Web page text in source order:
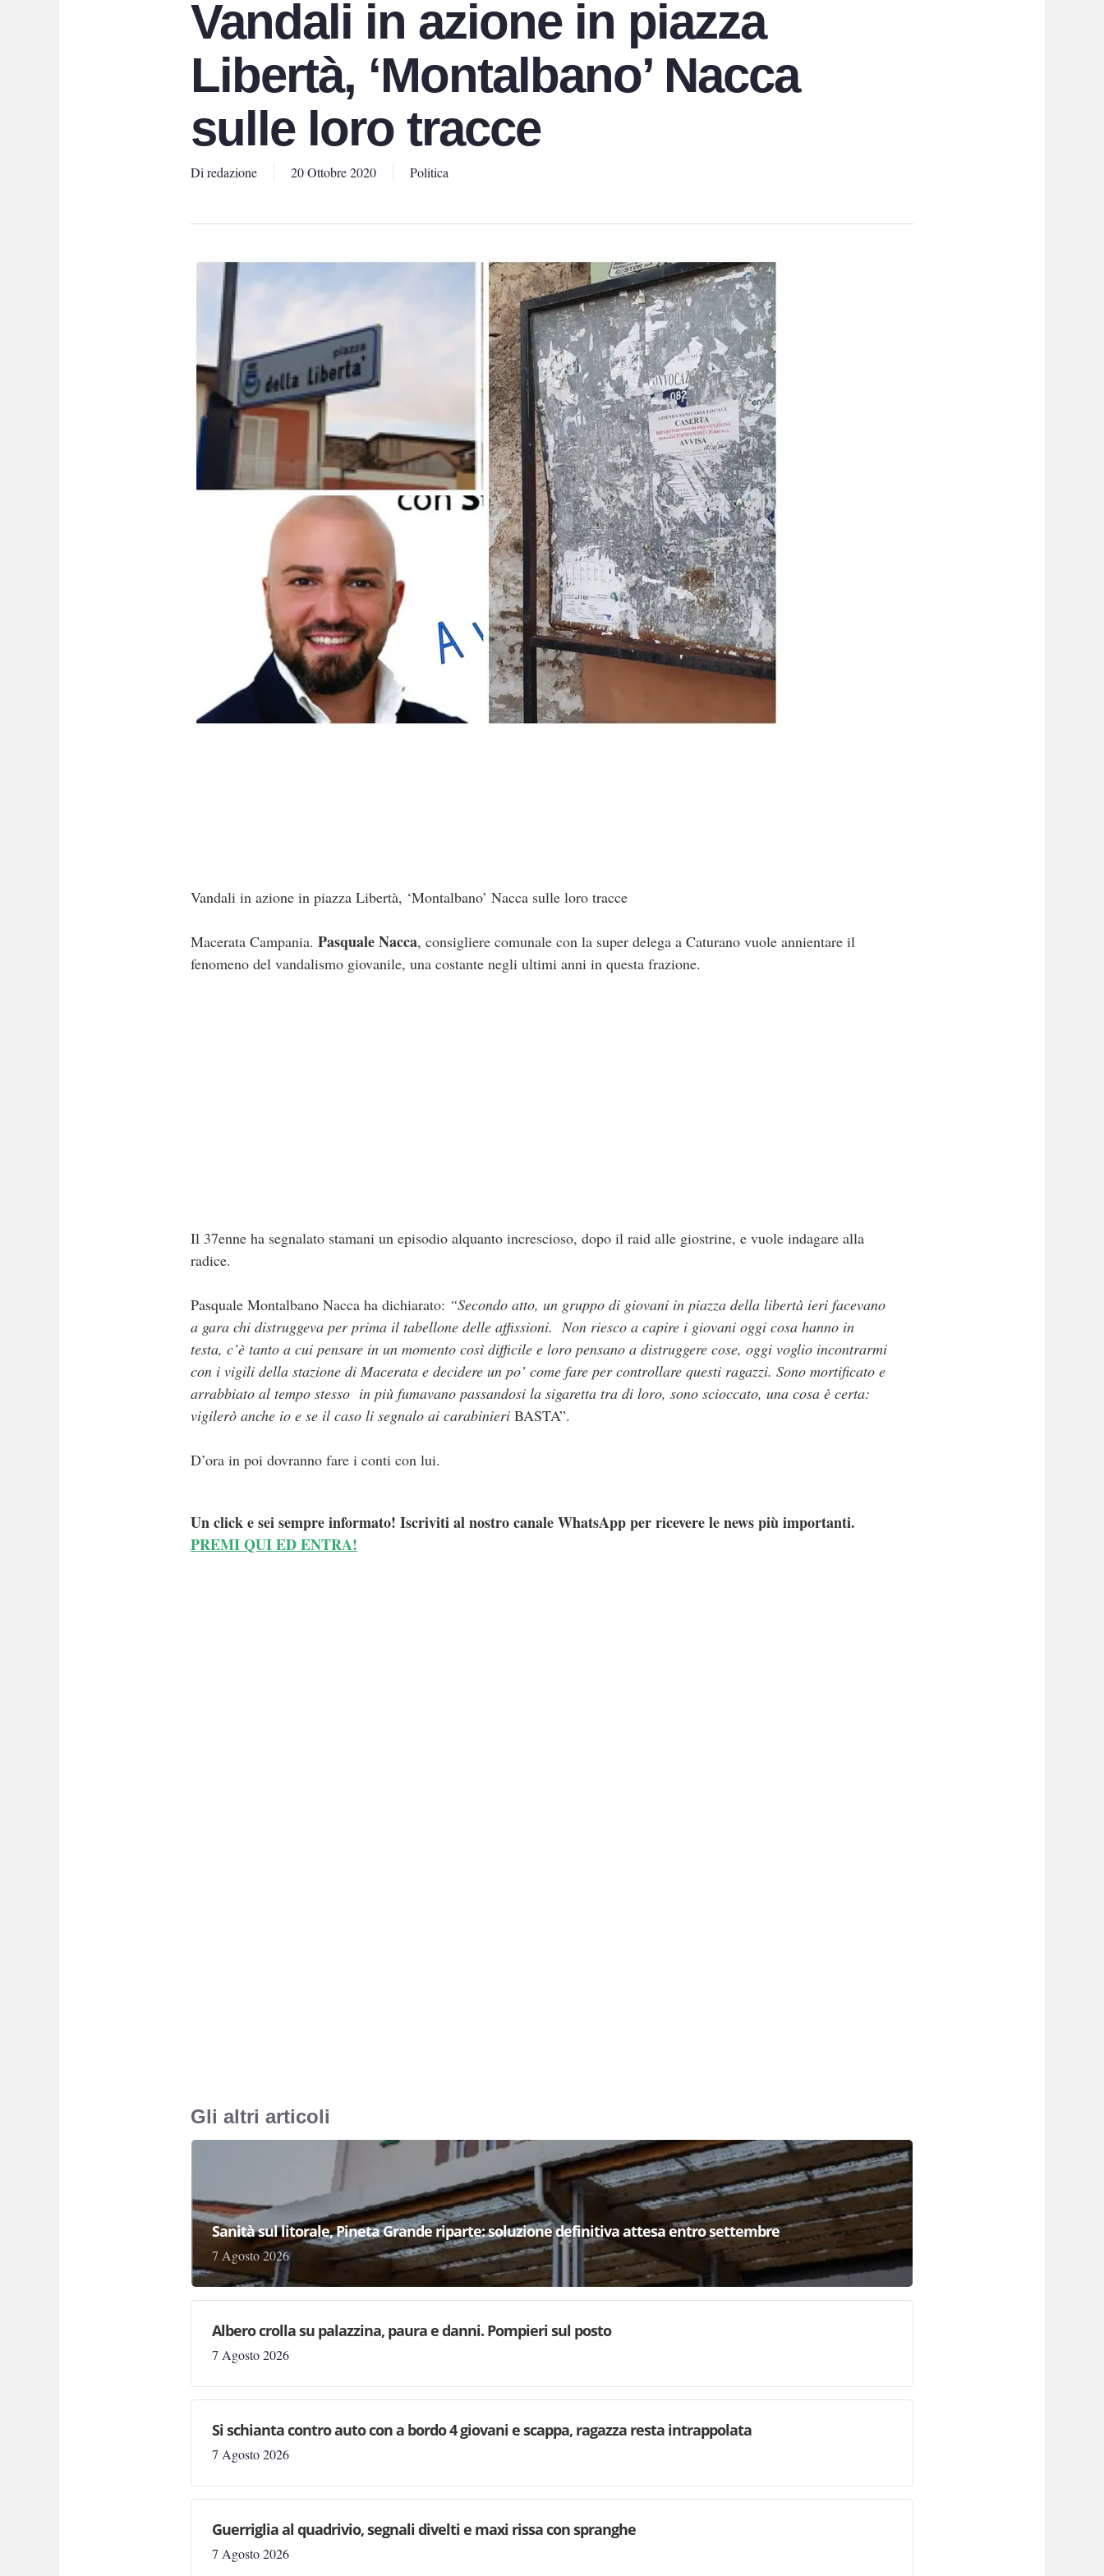
Vandali in azione in piazza
Libertà, ‘Montalbano’ Nacca
sulle loro tracce
Di redazione 20 Ottobre 2020 Politica
Vandali in azione in piazza Libertà, ‘Montalbano’ Nacca sulle loro tracce
Macerata Campania. Pasquale Nacca, consigliere comunale con la super delega a Caturano vuole annientare il
fenomeno del vandalismo giovanile, una costante negli ultimi anni in questa frazione.
Il 37enne ha segnalato stamani un episodio alquanto increscioso, dopo il raid alle giostrine, e vuole indagare alla
radice.
Pasquale Montalbano Nacca ha dichiarato: “Secondo atto, un gruppo di giovani in piazza della libertà ieri facevano
a gara chi distruggeva per prima il tabellone delle affissioni. Non riesco a capire i giovani oggi cosa hanno in
testa, c’è tanto a cui pensare in un momento così difficile e loro pensano a distruggere cose, oggi voglio incontrarmi
con i vigili della stazione di Macerata e decidere un po’ come fare per controllare questi ragazzi. Sono mortificato e
arrabbiato al tempo stesso in più fumavano passandosi la sigaretta tra di loro, sono scioccato, una cosa è certa:
vigilerò anche io e se il caso li segnalo ai carabinieri BASTA”.
D’ora in poi dovranno fare i conti con lui.
Un click e sei sempre informato! Iscriviti al nostro canale WhatsApp per ricevere le news più importanti.
PREMI QUI ED ENTRA!
Gli altri articoli
Sanità sul litorale, Pineta Grande riparte: soluzione definitiva attesa entro settembre
7 Agosto 2026
Albero crolla su palazzina, paura e danni. Pompieri sul posto
7 Agosto 2026
Si schianta contro auto con a bordo 4 giovani e scappa, ragazza resta intrappolata
7 Agosto 2026
Guerriglia al quadrivio, segnali divelti e maxi rissa con spranghe
7 Agosto 2026